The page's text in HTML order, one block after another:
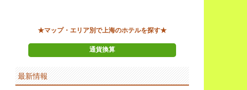
★マップ・エリア別で上海のホテルを探す★
通貨換算
最新情報